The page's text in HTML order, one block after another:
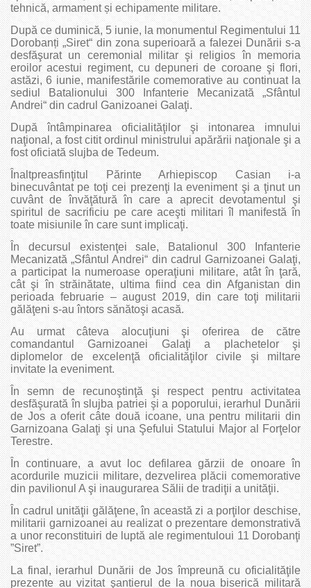
tehnică, armament și echipamente militare.
După ce duminică, 5 iunie, la monumentul Regimentului 11
Dorobanți „Siret“ din zona superioară a falezei Dunării s-a
desfăşurat un ceremonial militar şi religios în memoria
eroilor acestui regiment, cu depuneri de coroane şi flori,
astăzi, 6 iunie, manifestările comemorative au continuat la
sediul Batalionului 300 Infanterie Mecanizată „Sfântul
Andrei“ din cadrul Ganizoanei Galaţi.
După întâmpinarea oficialităţilor şi intonarea imnului
naţional, a fost citit ordinul ministrului apărării naţionale şi a
fost oficiată slujba de Tedeum.
Înaltpreasfinţitul Părinte Arhiepiscop Casian i-a
binecuvântat pe toţi cei prezenţi la eveniment şi a ţinut un
cuvânt de învăţătură în care a aprecit devotamentul şi
spiritul de sacrificiu pe care aceşti militari îl manifestă în
toate misiunile în care sunt implicaţi.
În decursul existenţei sale, Batalionul 300 Infanterie
Mecanizată „Sfântul Andrei“ din cadrul Garnizoanei Galaţi,
a participat la numeroase operaţiuni militare, atât în ţară,
cât şi în străinătate, ultima fiind cea din Afganistan din
perioada februarie – august 2019, din care toţi militarii
gălăţeni s-au întors sănătoşi acasă.
Au urmat câteva alocuţiuni şi oferirea de către
comandantul Garnizoanei Galaţi a plachetelor şi
diplomelor de excelenţă oficialităţilor civile şi miltare
invitate la eveniment.
În semn de recunoştinţă şi respect pentru activitatea
desfăşurată în slujba patriei şi a poporului, ierarhul Dunării
de Jos a oferit câte două icoane, una pentru militarii din
Garnizoana Galaţi şi una Şefului Statului Major al Forţelor
Terestre.
În continuare, a avut loc defilarea gărzii de onoare în
acordurile muzicii militare, dezvelirea plăcii comemorative
din pavilionul A şi inaugurarea Sălii de tradiţii a unităţii.
În cadrul unităţii gălăţene, în această zi a porţilor deschise,
militarii garnizoanei au realizat o prezentare demonstrativă
a unor reconstituiri de luptă ale regimentuloui 11 Dorobanţi
”Siret”.
La final, ierarhul Dunării de Jos împreună cu oficialităţile
prezente au vizitat şantierul de la noua biserică militară